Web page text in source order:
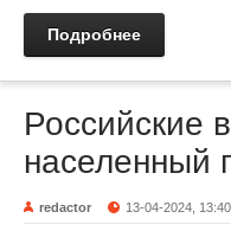
Подробнее
Российские
населенный
redactor 13-04-2024, 13:40